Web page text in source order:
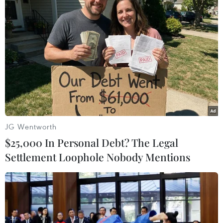
TIN LIÊN QUAN
Nhật Bản siết chặt quy định đầu tư nước
ngoài vì an ninh quốc gia
JG Wentworth
$25,000 In Personal Debt? The Legal
Settlement Loophole Nobody Mentions